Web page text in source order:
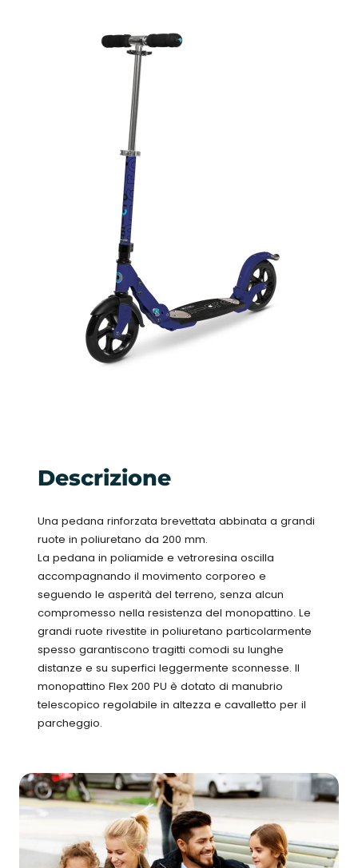
Descrizione
Una pedana rinforzata brevettata abbinata a grandi
ruote in poliuretano da 200 mm.
La pedana in poliamide e vetroresina oscilla
accompagnando il movimento corporeo e
seguendo le asperità del terreno, senza alcun
compromesso nella resistenza del monopattino. Le
grandi ruote rivestite in poliuretano particolarmente
spesso garantiscono tragitti comodi su lunghe
distanze e su superfici leggermente sconnesse. Il
monopattino Flex 200 PU è dotato di manubrio
telescopico regolabile in altezza e cavalletto per il
parcheggio.